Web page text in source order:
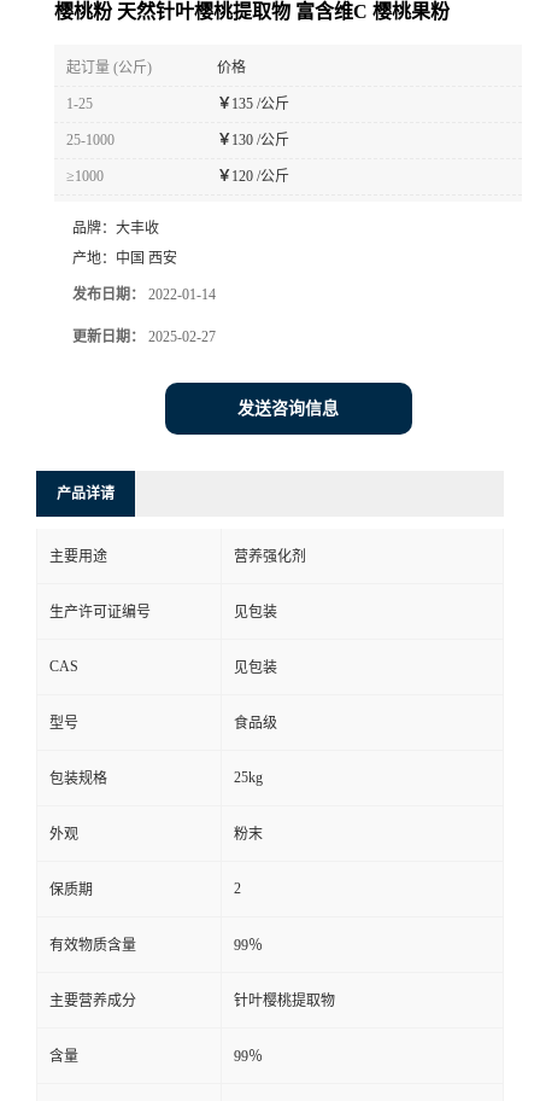
樱桃粉 天然针叶樱桃提取物 富含维C 樱桃果粉
起订量 (公斤) 价格
1-25 ￥135 /公斤
25-1000 ￥130 /公斤
≥1000 ￥120 /公斤
品牌： 大丰收
产地： 中国 西安
发布日期： 2022-01-14
更新日期： 2025-02-27
发送咨询信息
产品详请
主要用途 营养强化剂
生产许可证编号 见包装
CAS 见包装
型号 食品级
包装规格 25kg
外观 粉末
保质期 2
有效物质含量 99％
主要营养成分 针叶樱桃提取物
含量 99％